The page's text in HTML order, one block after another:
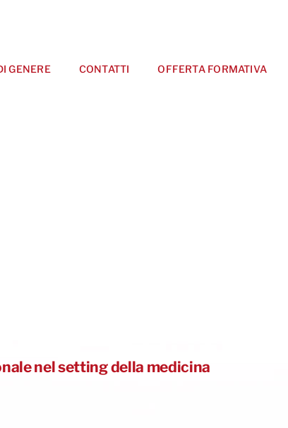
GENERE CONTATTI OFFERTA FORMATIVA
nel setting della medicina